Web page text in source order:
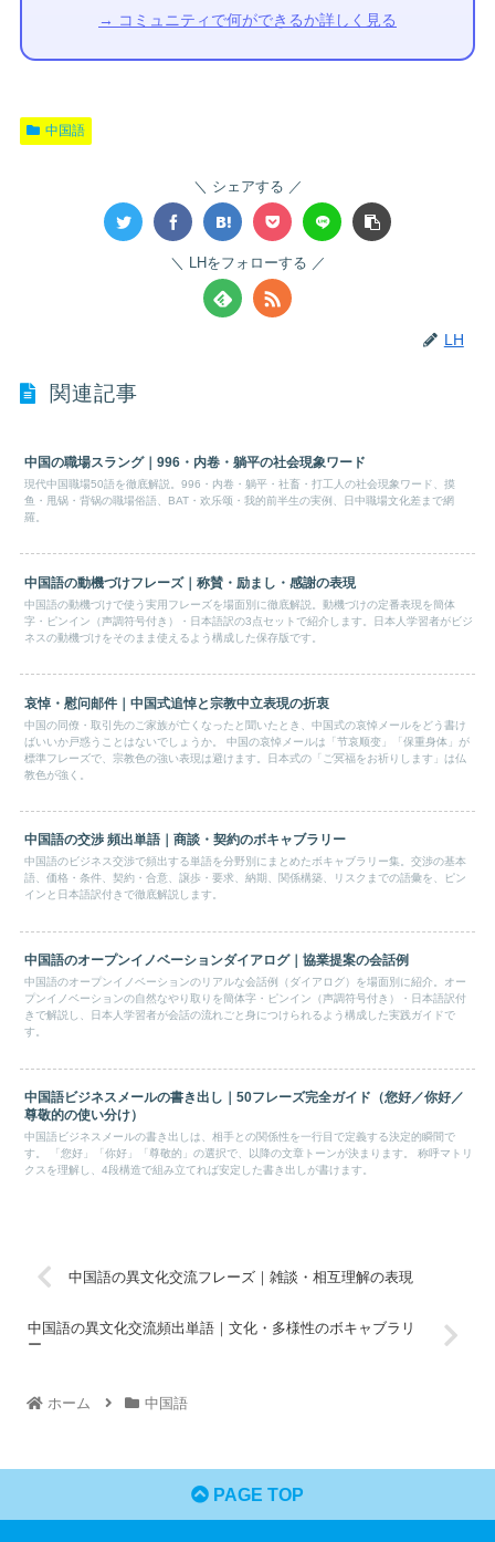
→ コミュニティで何ができるか詳しく見る
中国語
シェアする
LHをフォローする
LH
関連記事
中国の職場スラング｜996・内卷・躺平の社会現象ワード
現代中国職場50語を徹底解説。996・内卷・躺平・社畜・打工人の社会現象ワード、摸
鱼・甩锅・背锅の職場俗語、BAT・欢乐颂・我的前半生の実例、日中職場文化差まで網
羅。
中国語の動機づけフレーズ｜称賛・励まし・感謝の表現
中国語の動機づけで使う実用フレーズを場面別に徹底解説。動機づけの定番表現を簡体
字・ピンイン（声調符号付き）・日本語訳の3点セットで紹介します。日本人学習者がビジ
ネスの動機づけをそのまま使えるよう構成した保存版です。
哀悼・慰问邮件｜中国式追悼と宗教中立表現の折衷
中国の同僚・取引先のご家族が亡くなったと聞いたとき、中国式の哀悼メールをどう書け
ばいいか戸惑うことはないでしょうか。 中国の哀悼メールは「节哀顺变」「保重身体」が
標準フレーズで、宗教色の強い表現は避けます。日本式の「ご冥福をお祈りします」は仏
教色が強く。
中国語の交渉 頻出単語｜商談・契約のボキャブラリー
中国語のビジネス交渉で頻出する単語を分野別にまとめたボキャブラリー集。交渉の基本
語、価格・条件、契約・合意、譲歩・要求、納期、関係構築、リスクまでの語彙を、ピン
インと日本語訳付きで徹底解説します。
中国語のオープンイノベーションダイアログ｜協業提案の会話例
中国語のオープンイノベーションのリアルな会話例（ダイアログ）を場面別に紹介。オー
プンイノベーションの自然なやり取りを簡体字・ピンイン（声調符号付き）・日本語訳付
きで解説し、日本人学習者が会話の流れごと身につけられるよう構成した実践ガイドで
す。
中国語ビジネスメールの書き出し｜50フレーズ完全ガイド（您好／你好／
尊敬的の使い分け）
中国語ビジネスメールの書き出しは、相手との関係性を一行目で定義する決定的瞬間で
す。 「您好」「你好」「尊敬的」の選択で、以降の文章トーンが決まります。 称呼マトリ
クスを理解し、4段構造で組み立てれば安定した書き出しが書けます。
中国語の異文化交流フレーズ｜雑談・相互理解の表現
中国語の異文化交流頻出単語｜文化・多様性のボキャブラリ
ー
ホーム 中国語
PAGE TOP